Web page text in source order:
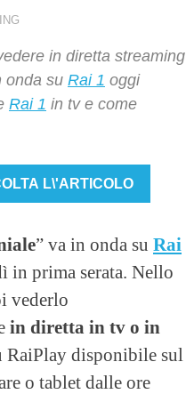
in diretta streaming
onda su Rai 1 oggi
Rai 1 in tv e come
L\'ARTICOLO
” va in onda su Rai
in prima serata. Nello
vederlo
in diretta in tv o in
RaiPlay disponibile sul
o tablet dalle ore